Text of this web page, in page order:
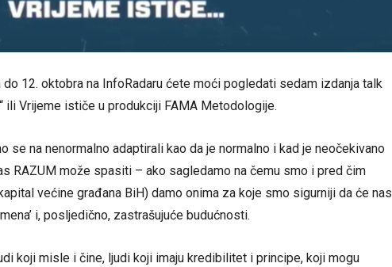
12. oktobra na InfoRadaru ćete moći pogledati sedam izdanja talk
ili Vrijeme ističe u produkciji FAMA Metodologije.
na nenormalno adaptirali kao da je normalno i kad je neočekivano
RAZUM može spasiti – ako sagledamo na čemu smo i pred čim
većine građana BiH) damo onima za koje smo sigurniji da će nas
i, posljedično, zastrašujuće budućnosti.
koji misle i čine, ljudi koji imaju kredibilitet i principe, koji mogu